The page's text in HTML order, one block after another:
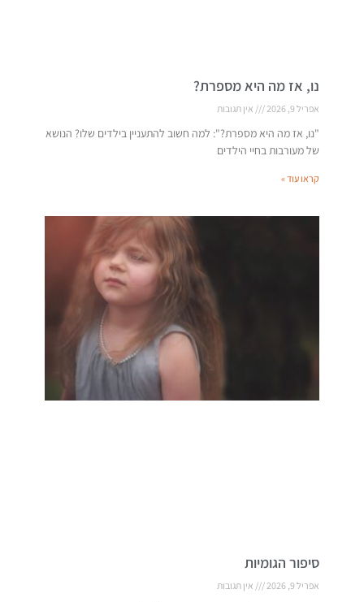
נו, אז מה היא מספרת?
אפריל 9, 2026 אין תגובות
"נו, אז מה היא מספרת?": למה חשוב להתעניין בילדים שלו? הנושא
של מעורבות בחיי הילדים
קראו עוד »
סיפור הגומיות
אפריל 9, 2026 אין תגובות